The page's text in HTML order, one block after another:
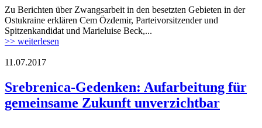
Zu Berichten über Zwangsarbeit in den besetzten Gebieten in der
Ostukraine erklären Cem Özdemir, Parteivorsitzender und
Spitzenkandidat und Marieluise Beck,...
>> weiterlesen
srebrenica.jpg
11.07.2017
Srebrenica-Gedenken: Aufarbeitung für
gemeinsame Zukunft unverzichtbar